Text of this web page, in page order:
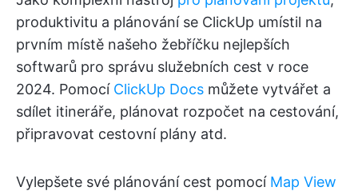
produktivitu a plánování se ClickUp umístil na
prvním místě našeho žebříčku nejlepších
softwarů pro správu služebních cest v roce
2024. Pomocí ClickUp Docs můžete vytvářet a
sdílet itineráře, plánovat rozpočet na cestování,
připravovat cestovní plány atd.
Vylepšete své plánování cest pomocí Map View